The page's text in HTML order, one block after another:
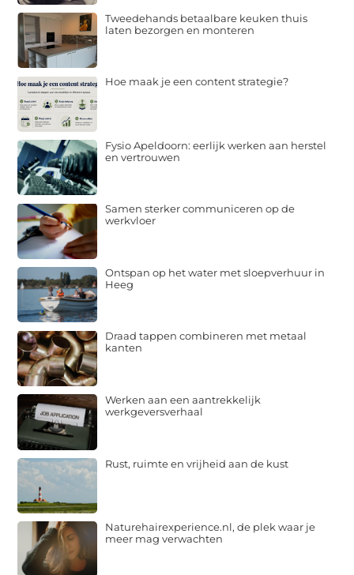
Tweedehands betaalbare keuken thuis
laten bezorgen en monteren
Hoe maak je een content strategie?
Fysio Apeldoorn: eerlijk werken aan herstel
en vertrouwen
Samen sterker communiceren op de
werkvloer
Ontspan op het water met sloepverhuur in
Heeg
Draad tappen combineren met metaal
kanten
Werken aan een aantrekkelijk
werkgeversverhaal
Rust, ruimte en vrijheid aan de kust
Naturehairexperience.nl, de plek waar je
meer mag verwachten